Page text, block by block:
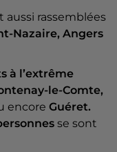
aussi rassemblées
Nazaire, Angers
à l’extrême
le-Comte,
encore Guéret.
se sont